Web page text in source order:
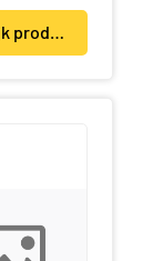
Bekijk product(en)